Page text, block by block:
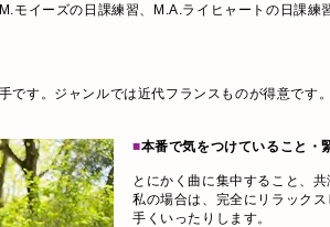
モイーズの日課練習、M.A.ライヒャートの日課
す。ジャンルでは近代フランスものが得意です。
■本番で気をつけていること・
とにかく曲に集中すること、
私の場合は、完全にリラック
手くいったりします。